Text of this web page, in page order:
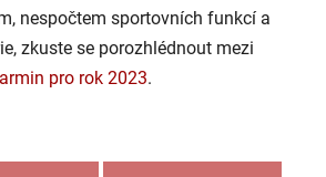
nespočtem sportovních funkcí a
zkuste se porozhlédnout mezi
pro rok 2023.